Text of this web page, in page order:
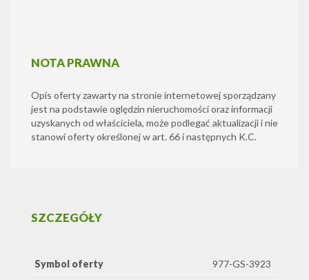
NOTA PRAWNA
Opis oferty zawarty na stronie internetowej sporządzany
jest na podstawie oględzin nieruchomości oraz informacji
uzyskanych od właściciela, może podlegać aktualizacji i nie
stanowi oferty określonej w art. 66 i następnych K.C.
SZCZEGÓŁY
Symbol oferty 977-GS-3923